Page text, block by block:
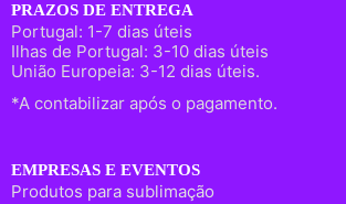
PRAZOS DE ENTREGA
Portugal: 1-7 dias úteis
Ilhas de Portugal: 3-10 dias úteis
União Europeia: 3-12 dias úteis.
*A contabilizar após o pagamento.
EMPRESAS E EVENTOS
Produtos para sublimação